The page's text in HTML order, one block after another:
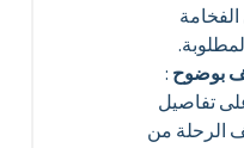
بوضوح:
تفاصيل
الرحلة من